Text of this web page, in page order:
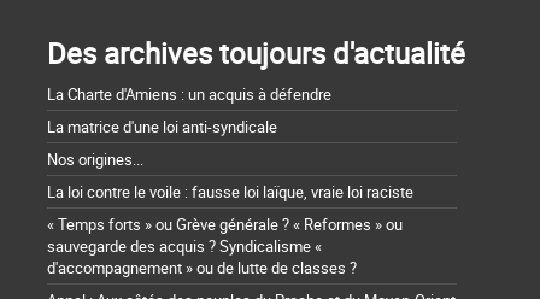
Des archives toujours d'actualité
La Charte d'Amiens : un acquis à défendre
La matrice d'une loi anti-syndicale
Nos origines...
La loi contre le voile : fausse loi laïque, vraie loi raciste
« Temps forts » ou Grève générale ? « Reformes » ou
sauvegarde des acquis ? Syndicalisme «
d'accompagnement » ou de lutte de classes ?